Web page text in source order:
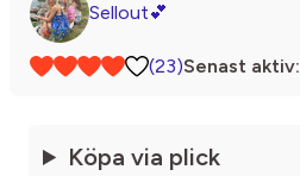
Sellout💕
(23)Senast aktiv:
Köpa via plick